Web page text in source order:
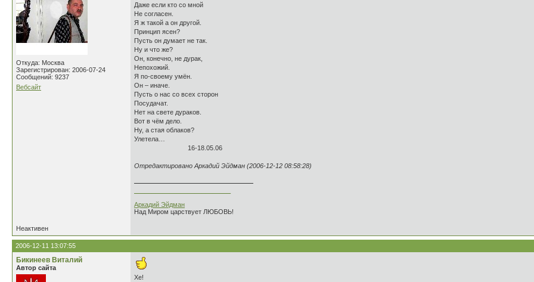
Откуда: Москва
Зарегистрирован: 2006-07-24
Сообщений: 9237
Вебсайт
Даже если кто со мной
Не согласен.
Я ж такой а он другой.
Принцип ясен?
Пусть он думает не так.
Ну и что же?
Он, конечно, не дурак,
Непохожий.
Я по-своему умён.
Он – иначе.
Пусть о нас со всех сторон
Посудачат.
Нет на свете дураков.
Вот в чём дело.
Ну, а стая облаков?
Улетела…
16-18.05.06
Отредактировано Аркадий Эйдман (2006-12-12 08:58:28)
Аркадий Эйдман
Над Миром царствует ЛЮБОВЬ!
Неактивен
2006-12-11 13:07:55
Бикинеев Виталий
Автор сайта
Хе!